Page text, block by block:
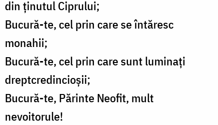
din ținutul Ciprului;
Bucură-te, cel prin care se întăresc
monahii;
Bucură-te, cel prin care sunt luminați
dreptcredincioșii;
Bucură-te, Părinte Neofit, mult
nevoitorule!